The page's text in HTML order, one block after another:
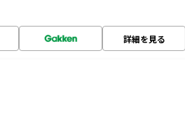
詳細を見る